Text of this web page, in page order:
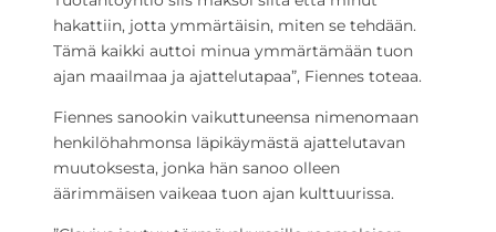
hakattiin, jotta ymmärtäisin, miten se tehdään.
Tämä kaikki auttoi minua ymmärtämään tuon
ajan maailmaa ja ajattelutapaa”, Fiennes toteaa.
Fiennes sanookin vaikuttuneensa nimenomaan
henkilöhahmonsa läpikäymästä ajattelutavan
muutoksesta, jonka hän sanoo olleen
äärimmäisen vaikeaa tuon ajan kulttuurissa.